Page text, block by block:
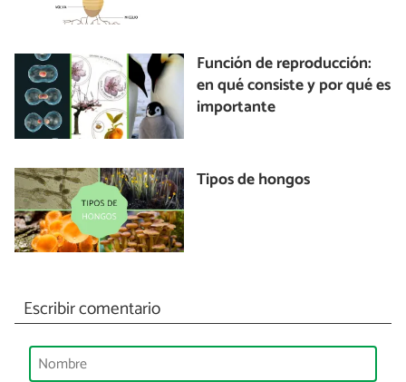
Función de reproducción:
en qué consiste y por qué es
importante
Tipos de hongos
Escribir comentario